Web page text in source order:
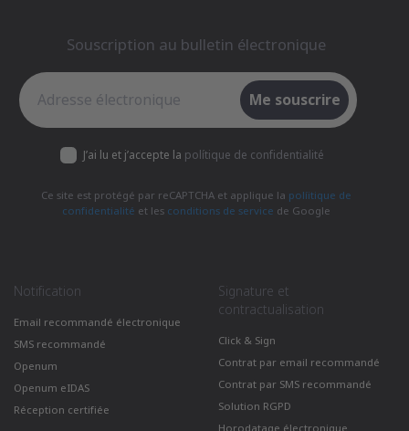
Souscription au bulletin électronique
Me souscrire
J’ai lu et j’accepte la polítique de confidentialité
Ce site est protégé par reCAPTCHA et applique la políitique de
confidentialité et les conditions de service de Google
Notification
Email recommandé électronique
SMS recommandé
Openum
Openum eIDAS
Réception certifiée
Signature et
contractualisation
Click & Sign
Contrat par email recommandé
Contrat par SMS recommandé
Solution RGPD
Horodatage électronique